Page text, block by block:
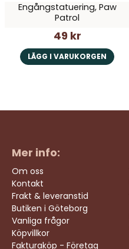
Engångstatuering, Paw
Patrol
49 kr
LÄGG I VARUKORGEN
Mer info:
Om oss
Kontakt
Frakt & leveranstid
Butiken i Göteborg
Vanliga frågor
Köpvillkor
Fakturaköp - Företag